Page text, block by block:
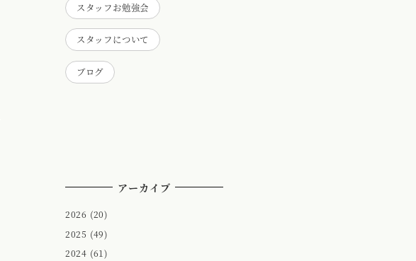
スタッフお勉強会
スタッフについて
ブログ
アーカイブ
2026 (20)
2025 (49)
2024 (61)